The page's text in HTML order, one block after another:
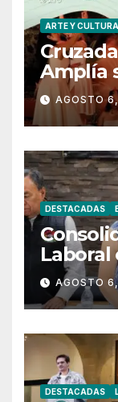
ARTE Y CULTURA
Amplía
Días de
AGOSTO
DESTACADAS
Laboral
AGOSTO
DESTACADAS